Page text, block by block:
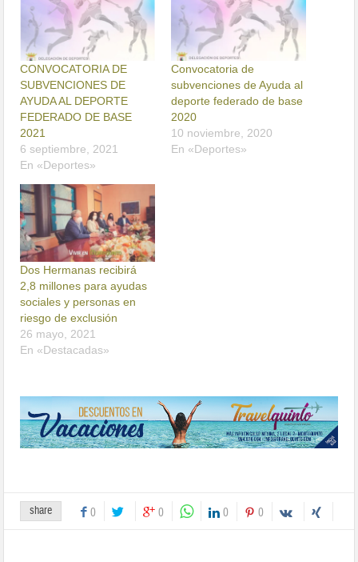
CONVOCATORIA DE
SUBVENCIONES DE
AYUDA AL DEPORTE
FEDERADO DE BASE
2021
6 septiembre, 2021
En «Deportes»
Convocatoria de
subvenciones de Ayuda al
deporte federado de base
2020
10 noviembre, 2020
En «Deportes»
Dos Hermanas recibirá
2,8 millones para ayudas
sociales y personas en
riesgo de exclusión
26 mayo, 2021
En «Destacadas»
share 0 0 0 0